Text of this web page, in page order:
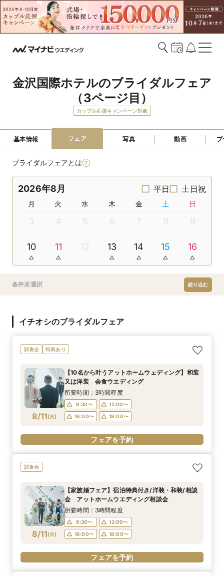
金沢国際ホテルのブライダルフェア
（3ページ目）
カップル応援キャンペーン対象
基本情報 フェア 写真 動画
ブライダルフェアとは
2026年8月 平日 土日祝
月 火 水 木 金 土 日
3 4 5 6 7 8 9
10 11 12 13 14 15 16
条件未選択 絞り込む
イチオシのブライダルフェア
試食会 特典あり
8/11(火)
【10名から叶うアットホームウェディング】和装
又は洋装 会食ウエディング
所要時間：3時間程度
9:30〜
12:00〜
16:00〜
18:00〜
フェアを予約
試食会
8/11(火)
【家族婚フェア】宿泊特典付き/洋装・和装/相談
会 アットホームウエディング相談会
所要時間：3時間程度
9:30〜
12:00〜
16:00〜
18:00〜
フェアを予約